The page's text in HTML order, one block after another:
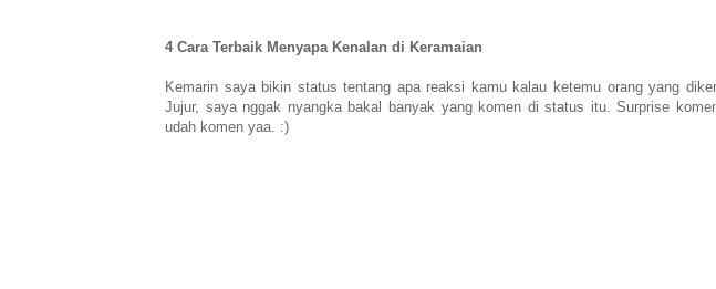
4 Cara Terbaik Menyapa Kenalan di Keramaian
Kemarin saya bikin status tentang apa reaksi kamu kalau ketemu orang yang
Jujur, saya nggak nyangka bakal banyak yang komen di status itu. Surprise
udah komen yaa. :)